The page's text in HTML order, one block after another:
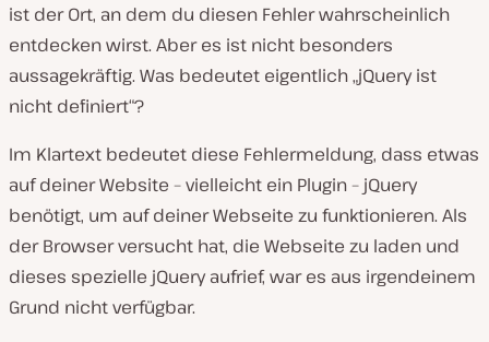
ist der Ort, an dem du diesen Fehler wahrscheinlich
entdecken wirst. Aber es ist nicht besonders
aussagekräftig. Was bedeutet eigentlich „jQuery ist
nicht definiert“?
Im Klartext bedeutet diese Fehlermeldung, dass etwas
auf deiner Website – vielleicht ein Plugin – jQuery
benötigt, um auf deiner Webseite zu funktionieren. Als
der Browser versucht hat, die Webseite zu laden und
dieses spezielle jQuery aufrief, war es aus irgendeinem
Grund nicht verfügbar.